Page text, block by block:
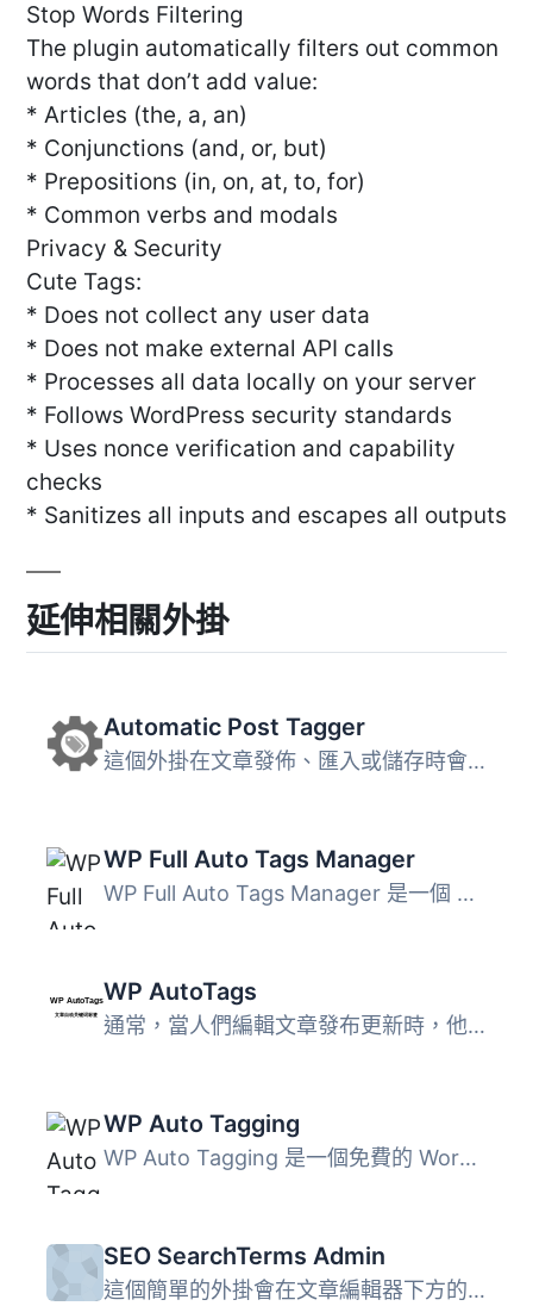
Stop Words Filtering
The plugin automatically filters out common
words that don’t add value:
* Articles (the, a, an)
* Conjunctions (and, or, but)
* Prepositions (in, on, at, to, for)
* Common verbs and modals
Privacy & Security
Cute Tags:
* Does not collect any user data
* Does not make external API calls
* Processes all data locally on your server
* Follows WordPress security standards
* Uses nonce verification and capability
checks
* Sanitizes all inputs and escapes all outputs
延伸相關外掛
Automatic Post Tagger
這個外掛在文章發佈、匯入或儲存時會自動搜尋並加入新的分類...
WP Full Auto Tags Manager
WP Full Auto Tags Manager 是一個 WordPress 免費外掛程式，...
WP AutoTags
通常，當人們編輯文章發布更新時，他們常常會遺忘設置標籤，...
WP Auto Tagging
WP Auto Tagging 是一個免費的 WordPress 外掛，用於自動為 W...
SEO SearchTerms Admin
這個簡單的外掛會在文章編輯器下方的 metabox 中列出由「SEO ...